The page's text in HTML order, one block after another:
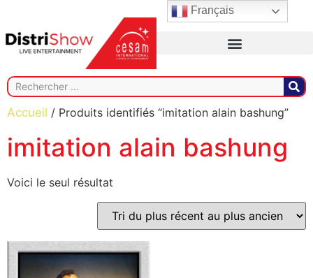
Accueil / Produits identifiés “imitation alain bashung”
imitation alain bashung
Voici le seul résultat
Français